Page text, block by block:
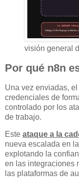
visión general
Por qué n8n
Una vez enviadas,
credenciales de
controlado por los
de trabajo.
Este ataque a la
nueva escalada en
explotando la
en las integraciones
las plataformas de